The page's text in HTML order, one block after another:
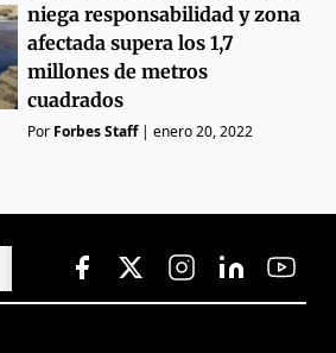
niega responsabilidad y zona
afectada supera los 1,7
millones de metros
cuadrados
Por Forbes Staff|enero 20, 2022